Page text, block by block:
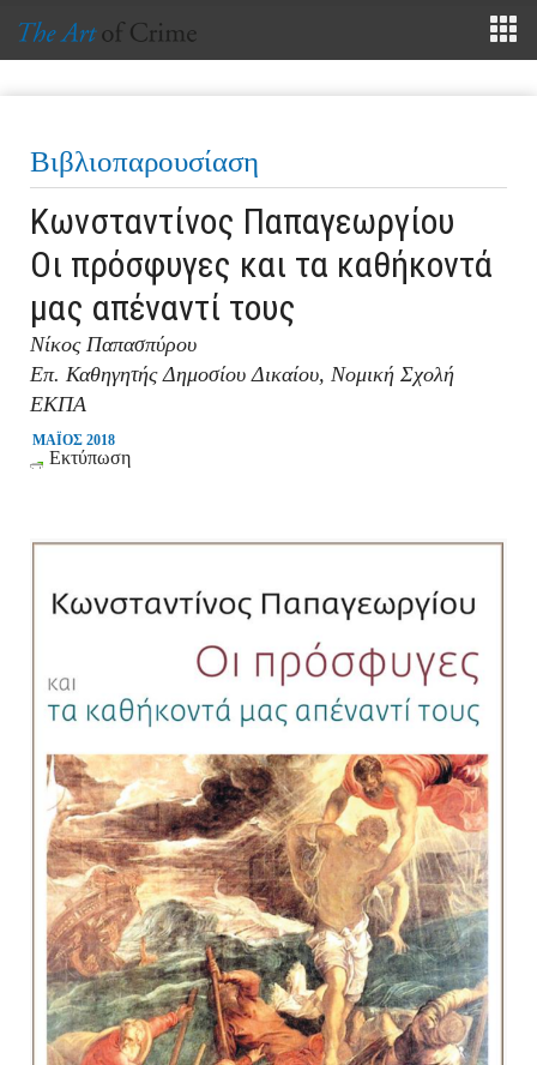
Βιβλιοπαρουσίαση
Κωνσταντίνος Παπαγεωργίου
Οι πρόσφυγες και τα καθήκοντά
μας απέναντί τους
Νίκος Παπασπύρου
Επ. Καθηγητής Δημοσίου Δικαίου, Νομική Σχολή
ΕΚΠΑ
ΜΑΪΟΣ 2018
Εκτύπωση